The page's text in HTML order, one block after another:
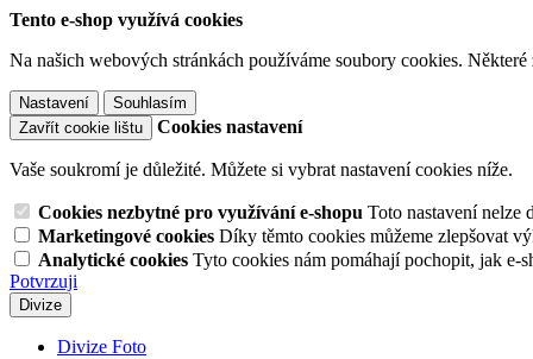
Tento e-shop využívá cookies
Na našich webových stránkách používáme soubory cookies.
Nastavení
Souhlasím
Zavřít cookie lištu
Cookies nastavení
Vaše soukromí je důležité. Můžete si vybrat nastavení cookies níže.
Cookies nezbytné pro využívání e-shopu Toto nastavení nelze
Marketingové cookies Díky těmto cookies můžeme zlepšovat
Analytické cookies Tyto cookies nám pomáhají pochopit, jak e-
Potvrzuji
Divize
Divize Foto